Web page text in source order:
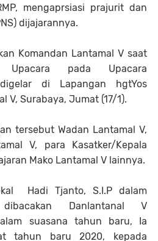
mengaprsiasi prajurit dan
dijajarannya.
Komandan Lantamal V saat
Upacara pada Upacara
di Lapangan hgtYos
V, Surabaya, Jumat (17/1).
tersebut Wadan Lantamal V,
V, para Kasatker/Kepala
Mako Lantamal V lainnya.
Hadi Tjanto, S.I.P dalam
Danlantanal V
suasana tahun baru, Ia
tahun baru 2020, kepada